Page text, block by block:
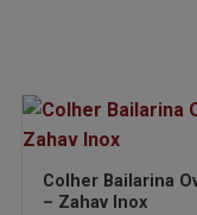
Colher Bailarina
– Zahav Inox